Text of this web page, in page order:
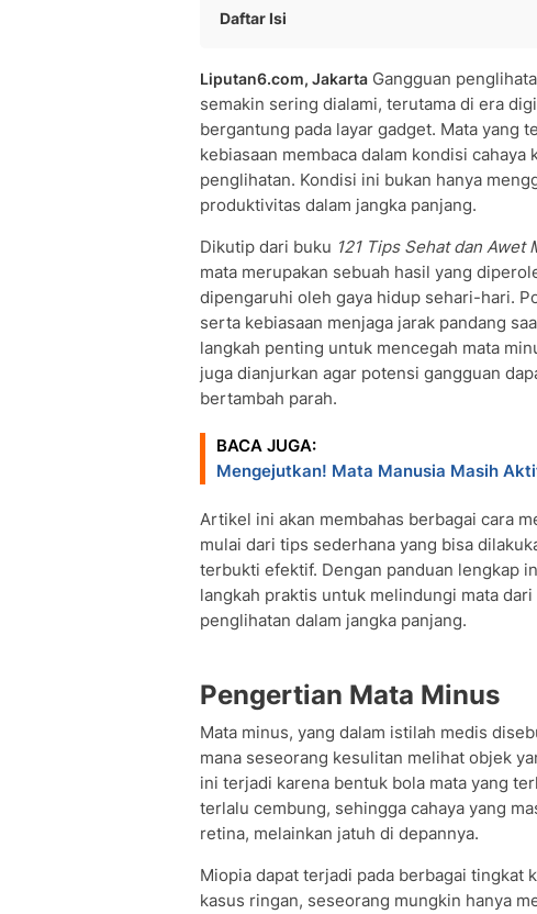
Daftar Isi
Penyebab Mata Minus
Gejala Mata Minus
Diagnosis Mata Minus
Cara Mencegah Mata Minus
Pengobatan Mata Minus
Perubahan Gaya Hidup untuk Mata Sehat
Nutrisi Penting untuk Kesehatan Mata
Penggunaan Teknologi yang Aman untuk
Pencegahan Mata Minus pada Anak
Kapan Harus Konsultasi ke Dokter Mata
FAQ Seputar Mata Minus
Liputan6.com, Jakarta Gangguan
semakin sering dialami, terutama di era
bergantung pada layar gadget. Mata yang
kebiasaan membaca dalam kondisi
penglihatan. Kondisi ini bukan hanya
produktivitas dalam jangka panjang.
Dikutip dari buku 121 Tips Sehat dan Awet
mata merupakan sebuah hasil yang
dipengaruhi oleh gaya hidup sehari-hari.
serta kebiasaan menjaga jarak pandang
langkah penting untuk mencegah mata
juga dianjurkan agar potensi gangguan
bertambah parah.
BACA JUGA:
Mengejutkan! Mata Manusia Masih
Artikel ini akan membahas berbagai cara
mulai dari tips sederhana yang bisa
terbukti efektif. Dengan panduan lengkap
langkah praktis untuk melindungi mata
penglihatan dalam jangka panjang.
Pengertian Mata Minus
Mata minus, yang dalam istilah medis
mana seseorang kesulitan melihat objek
ini terjadi karena bentuk bola mata yang
terlalu cembung, sehingga cahaya yang
retina, melainkan jatuh di depannya.
Miopia dapat terjadi pada berbagai tingkat
kasus ringan, seseorang mungkin hanya